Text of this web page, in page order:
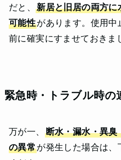
だと、新居と旧居の両方に
可能性があります。使用中
前に確実にすませておきま
緊急時・トラブル時の
万が一、 断水・漏水・異臭
の異常が発生した場合は、